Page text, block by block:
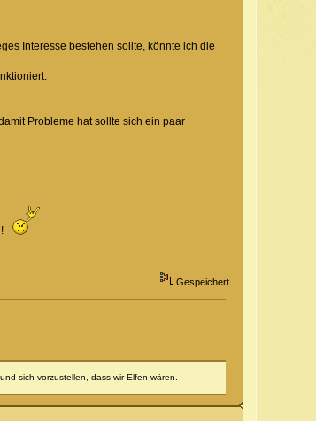
Interesse bestehen sollte, könnte ich die
Probleme hat sollte sich ein paar
Gespeichert
sich vorzustellen, dass wir Elfen wären.